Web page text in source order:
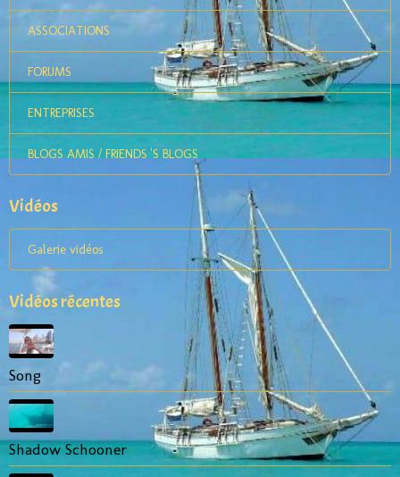
ASSOCIATIONS
FORUMS
ENTREPRISES
BLOGS AMIS / FRIENDS 'S BLOGS
Vidéos
Galerie vidéos
Vidéos récentes
Song
Shadow Schooner